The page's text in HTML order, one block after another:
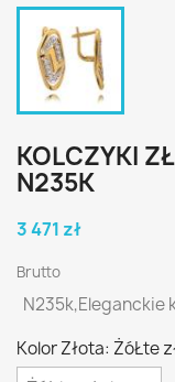
KOLCZYKI
N235K
3 471 zł
Brutto
N235k,Eleganckie
Kolor Złota: ŻóŁte